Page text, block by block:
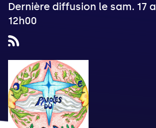
Dernière diffusion le sam. 17
12h00